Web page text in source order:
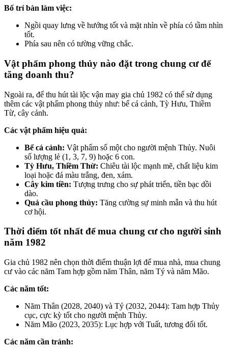
Bố trí bàn làm việc:
Ngồi quay lưng về hướng tốt và mặt nhìn về phía có tầm nhìn
tốt.
Phía sau nên có tường vững chắc.
Vật phẩm phong thủy nào đặt trong chung cư để
tăng doanh thu?
Ngoài ra, để thu hút tài lộc vận may gia chủ 1982 có thể sử dụng
thêm các vật phẩm phong thủy như: bể cá cảnh, Tỳ Hưu, Thiềm
Từ, cây cảnh.
Các vật phẩm hiệu quả:
Bể cá cảnh: Vật phẩm số một cho người mệnh Thủy. Nuôi
số lượng lẻ (1, 3, 7, 9) hoặc 6 con.
Tỳ Hưu, Thiềm Thừ: Chiêu tài lộc mạnh mẽ, chất liệu kim
loại hoặc đá màu trắng, đen, xám.
Cây kim tiền: Tượng trưng cho sự phát triển, tiền bạc dồi
dào.
Quả cầu phong thủy: Tăng cường sự minh mẫn và thu hút
cơ hội.
Thời điểm tốt nhất để mua chung cư cho người sinh
năm 1982
Gia chủ 1982 nên chọn thời điểm thuận lợi để mua nhà, mua chung
cư vào các năm Tam hợp gồm năm Thân, năm Tý và năm Mão.
Các năm tốt:
Năm Thân (2028, 2040) và Tý (2032, 2044): Tam hợp Thủy
cục, cực kỳ tốt cho người mệnh Thủy.
Năm Mão (2023, 2035): Lục hợp với Tuất, tương đối tốt.
Các năm cần tránh: